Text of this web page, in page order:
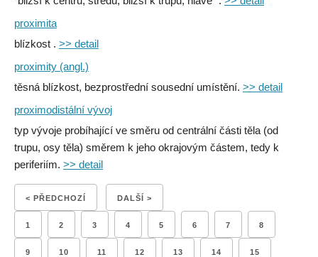
proximita
blízkost . >> detail
proximity (angl.)
těsná blízkost, bezprostřední sousední umístění. >> detail
proximodistální vývoj
typ vývoje probíhající ve směru od centrální části těla (od
trupu, osy těla) směrem k jeho okrajovým částem, tedy k
periferiím. >> detail
< PŘEDCHOZÍ DALŠÍ >
1 2 3 4 5 6 7 8
9 10 11 12 13 14 15